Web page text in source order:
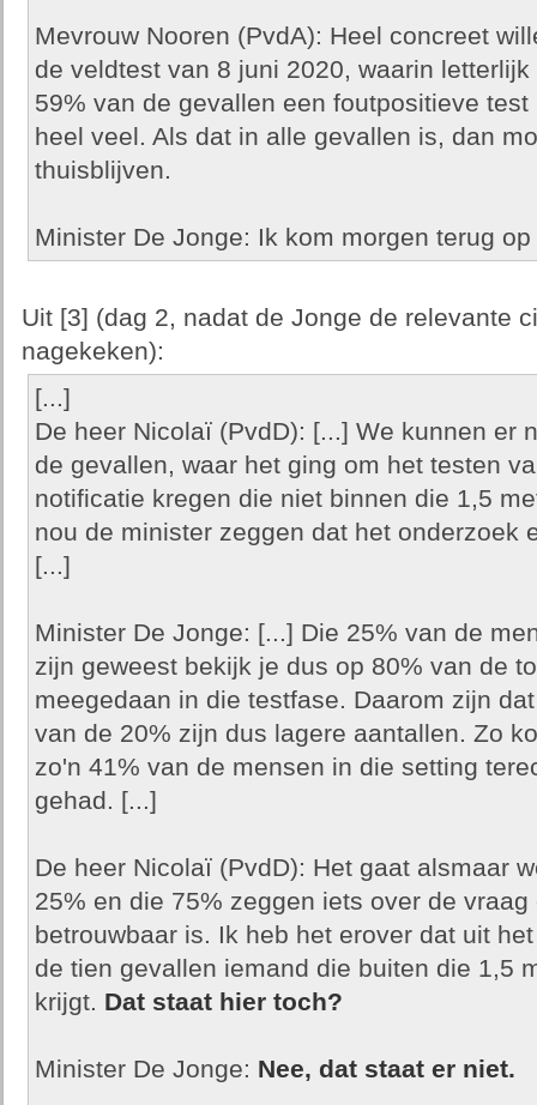
Mevrouw Nooren (PvdA): Heel concreet
de veldtest van 8 juni 2020, waarin
59% van de gevallen een foutpositieve
heel veel. Als dat in alle gevallen is, dan
thuisblijven.
Minister De Jonge: Ik kom morgen terug
Uit [3] (dag 2, nadat de Jonge de relevante
nagekeken):
[...]
De heer Nicolaï (PvdD): [...] We kunnen er
de gevallen, waar het ging om het testen
notificatie kregen die niet binnen die 1,5
nou de minister zeggen dat het onderzoek
[...]
Minister De Jonge: [...] Die 25% van de
zijn geweest bekijk je dus op 80% van de
meegedaan in die testfase. Daarom zijn
van de 20% zijn dus lagere aantallen. Zo
zo'n 41% van de mensen in die setting
gehad. [...]
De heer Nicolaï (PvdD): Het gaat alsmaar
25% en die 75% zeggen iets over de
betrouwbaar is. Ik heb het erover dat uit
de tien gevallen iemand die buiten die 1,5
krijgt. Dat staat hier toch?
Minister De Jonge: Nee, dat staat er niet.